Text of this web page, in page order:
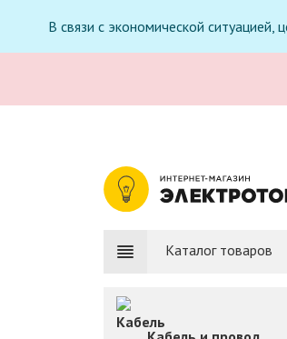
В связи с экономической
Каталог товаров